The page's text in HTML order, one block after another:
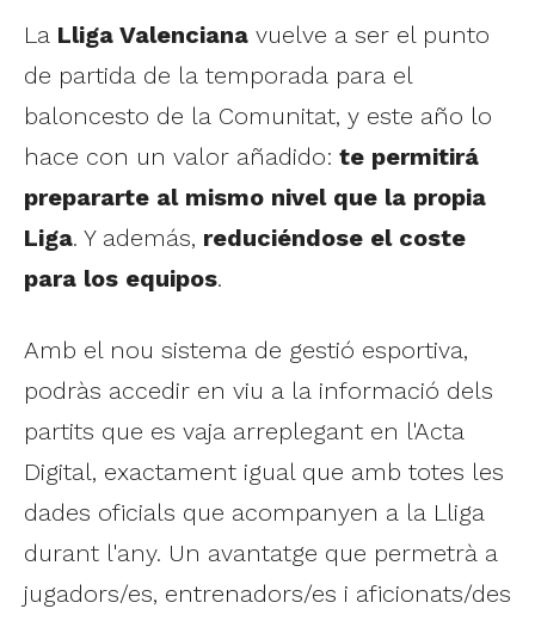
La Lliga Valenciana vuelve a ser el punto
de partida de la temporada para el
baloncesto de la Comunitat, y este año lo
hace con un valor añadido: te permitirá
prepararte al mismo nivel que la propia
Liga. Y además, reduciéndose el coste
para los equipos.
Amb el nou sistema de gestió esportiva,
podràs accedir en viu a la informació dels
partits que es vaja arreplegant en l'Acta
Digital, exactament igual que amb totes les
dades oficials que acompanyen a la Lliga
durant l'any. Un avantatge que permetrà a
jugadors/es, entrenadors/es i aficionats/des